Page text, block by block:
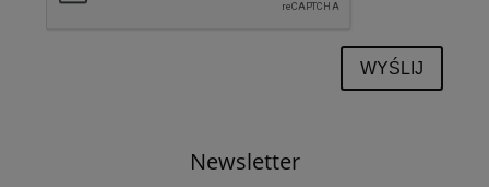
WYŚLIJ
Newsletter